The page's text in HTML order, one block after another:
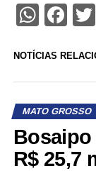
NOTÍCIAS
MATO GROSSO
R$ 25,7